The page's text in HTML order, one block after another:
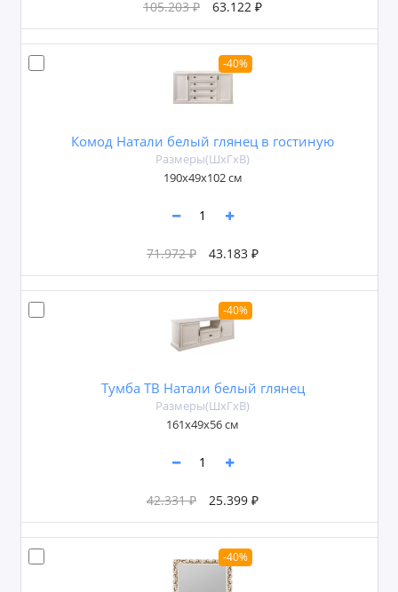
105.203 ₽ 63.122 ₽
-40%
Комод Натали белый глянец в гостиную
Размеры(ШxГxВ)
190x49x102 см
71.972 ₽ 43.183 ₽
-40%
Тумба ТВ Натали белый глянец
Размеры(ШxГxВ)
161x49x56 см
42.331 ₽ 25.399 ₽
-40%